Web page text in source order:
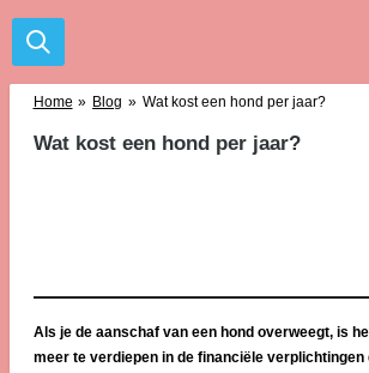
Ga
direct
Home » Blog » Wat kost een hond per jaar?
Wat kost een hond per jaar?
Als je de aanschaf van een hond overweegt, is
meer te verdiepen in de financiële verplichtingen